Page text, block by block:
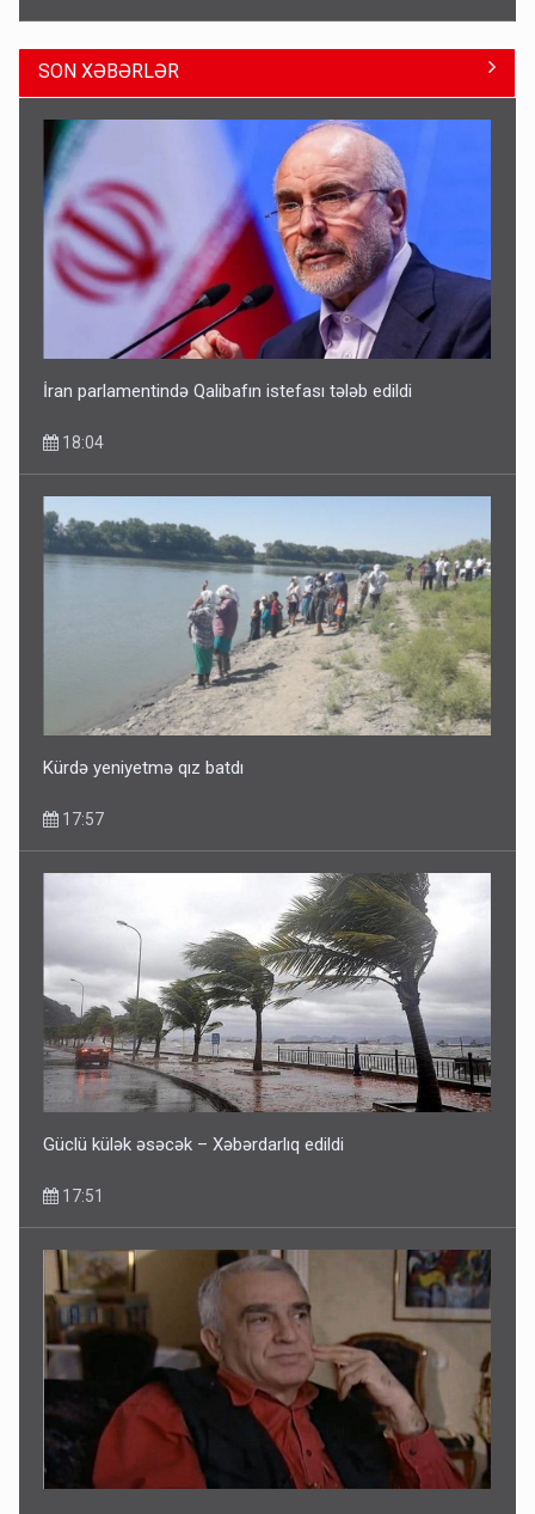
Avtomobil sahiblərinin nəzərinə: Kasko bahalaşır -
SƏBƏBLƏR
Dünyanı idarə edənlər insanlığın başını bu şou ilə qatır
14:22
Fırıldaqçıların yeni silahı: Süni intellekt - Bunları etməzdən
əvvəl diqqətli olun
10:56
SON XƏBƏRLƏR
İran parlamentində Qalibafın istefası tələb edildi
18:04
Kürdə yeniyetmə qız batdı
17:57
Güclü külək əsəcək – Xəbərdarlıq edildi
17:51